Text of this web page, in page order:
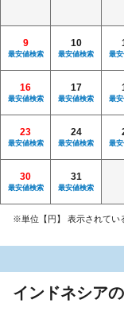
9
最安値検索
10
最安値検索 最
16
最安値検索
17
最安値検索 最
23
最安値検索
24
最安値検索 最
30
最安値検索
31
最安値検索
※単位【円】 表示されてい
インドネシア